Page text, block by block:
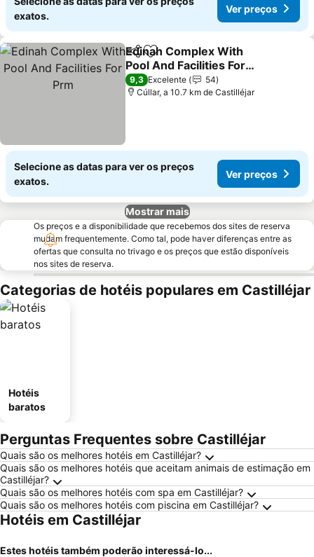
exatos.
Ver preços
PartilharAdicionar aos favoritos
Edinah Complex With
Pool And Facilities For
Prm
9,3 Excelente
54
Cúllar, a 10.7 km de Castilléjar
Selecione as datas para ver os preços
exatos.
Ver preços
Mostrar mais
Os preços e a disponibilidade que recebemos dos sites de reserva
mudam frequentemente. Como tal, pode haver diferenças entre as
ofertas que consulta no trivago e os preços que estão disponíveis
nos sites de reserva.
Categorias de hotéis populares em Castilléjar
Hotéis
baratos
Perguntas Frequentes sobre Castilléjar
Quais são os melhores hotéis em Castilléjar?
Quais são os melhores hotéis que aceitam animais de estimação em
Castilléjar?
Quais são os melhores hotéis com spa em Castilléjar?
Quais são os melhores hotéis com piscina em Castilléjar?
Hotéis em Castilléjar
Estes hotéis também poderão interessá-lo...